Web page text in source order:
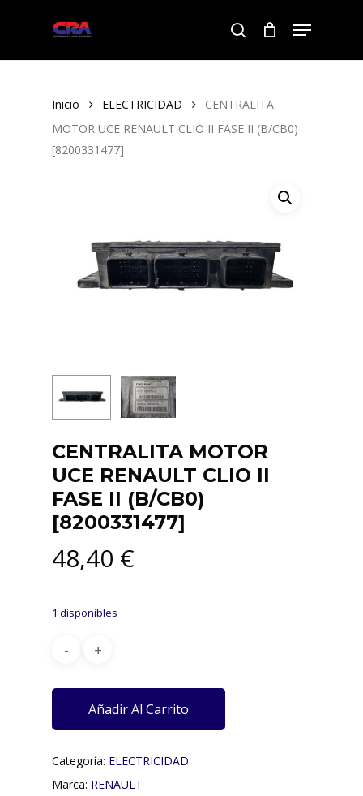
search
Menu
Inicio ELECTRICIDAD
CENTRALITA
MOTOR UCE RENAULT CLIO II FASE II (B/CB0)
[8200331477]
CENTRALITA MOTOR
UCE RENAULT CLIO II
FASE II (B/CB0)
[8200331477]
48,40 €
1 disponibles
Añadir Al Carrito
Categoría: ELECTRICIDAD
Marca: RENAULT